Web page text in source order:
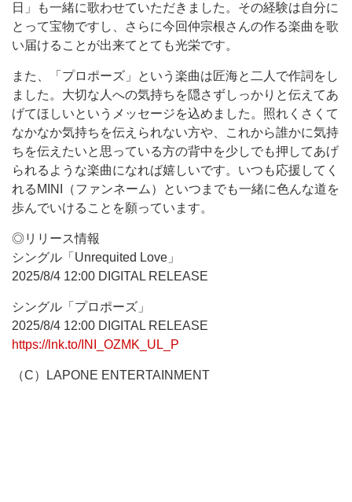
日」も一緒に歌わせていただきました。その経験は自分に
とって宝物ですし、さらに今回仲宗根さんの作る楽曲を歌
い届けることが出来てとても光栄です。
また、「プロポーズ」という楽曲は匠海と二人で作詞をし
ました。大切な人への気持ちを隠さずしっかりと伝えてあ
げてほしいというメッセージを込めました。照れくさくて
なかなか気持ちを伝えられない方や、これから誰かに気持
ちを伝えたいと思っている方の背中を少しでも押してあげ
られるような楽曲になれば嬉しいです。いつも応援してく
れるMINI（ファンネーム）といつまでも一緒に色んな道を
歩んでいけることを願っています。
◎リリース情報
シングル「Unrequited Love」
2025/8/4 12:00 DIGITAL RELEASE
シングル「プロポーズ」
2025/8/4 12:00 DIGITAL RELEASE
https://lnk.to/INI_OZMK_UL_P
（C）LAPONE ENTERTAINMENT